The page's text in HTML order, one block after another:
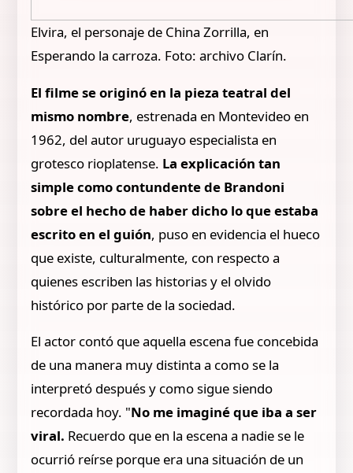
Elvira, el personaje de China Zorrilla, en
Esperando la carroza. Foto: archivo Clarín.
El filme se originó en la pieza teatral del
mismo nombre, estrenada en Montevideo en
1962, del autor uruguayo especialista en
grotesco rioplatense. La explicación tan
simple como contundente de Brandoni
sobre el hecho de haber dicho lo que estaba
escrito en el guión, puso en evidencia el hueco
que existe, culturalmente, con respecto a
quienes escriben las historias y el olvido
histórico por parte de la sociedad.
El actor contó que aquella escena fue concebida
de una manera muy distinta a como se la
interpretó después y como sigue siendo
recordada hoy. "No me imaginé que iba a ser
viral. Recuerdo que en la escena a nadie se le
ocurrió reírse porque era una situación de un